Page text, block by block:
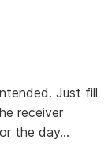
Just fill
receiver
the day...